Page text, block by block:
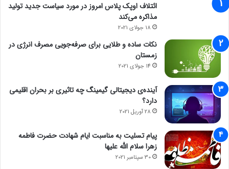
ائتلاف اوپک پلاس امروز در مورد سیاست جدید تولید
مذاکره می‌کند
18 جولای 2021
نکات ساده و طلایی برای صرفه‌جویی مصرف انرژی در
زمستان
14 جولای 2021
آینده‌ی دیجیتالی گیمینگ چه تاثیری بر بحران اقلیمی
دارد؟
28 آوریل 2021
پیام تسلیت به مناسبت ایام شهادت حضرت فاطمه
زهرا سلام الله علیها
30 سپتامبر 2021